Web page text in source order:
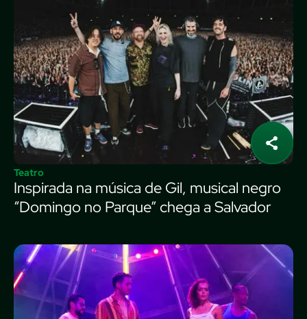
Teatro
Inspirada na música de Gil, musical negro
“Domingo no Parque” chega a Salvador